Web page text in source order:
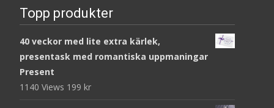
Topp produkter
40 veckor med lite extra kärlek,
presentask med romantiska uppmaningar
Present
1140 Views 199 kr